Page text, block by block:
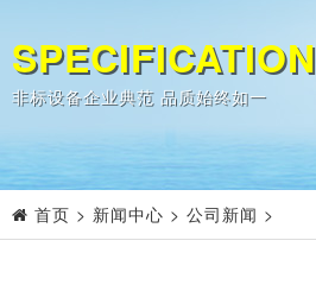
SPECIFICATION
非标设备企业典范 品质始终如一
首页 > 新闻中心 > 公司新闻 >